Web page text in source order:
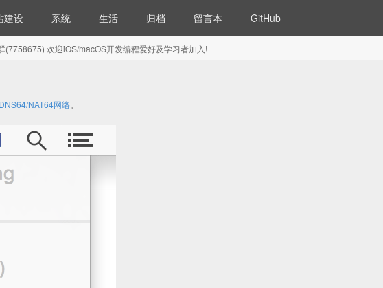
建设 系统 生活 归档 留言本 GitHub
欢迎iOS/macOS开发编程爱好及学习者加入!
NAT64网络。